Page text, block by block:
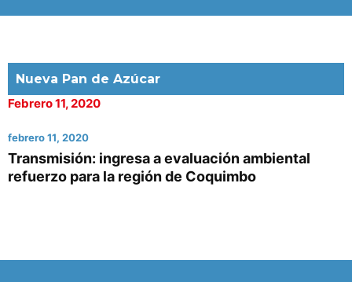
Nueva Pan de Azúcar
Febrero 11, 2020
febrero 11, 2020
Transmisión: ingresa a evaluación ambiental
refuerzo para la región de Coquimbo